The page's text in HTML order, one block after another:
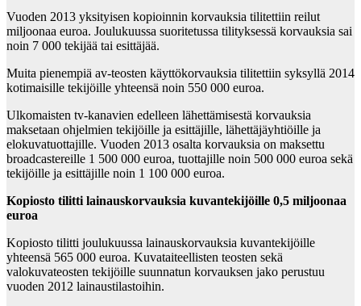
Vuoden 2013 yksityisen kopioinnin korvauksia tilitettiin reilut
miljoonaa euroa. Joulukuussa suoritetussa tilityksessä korvauksia sai
noin 7 000 tekijää tai esittäjää.
Muita pienempiä av-teosten käyttökorvauksia tilitettiin syksyllä 2014
kotimaisille tekijöille yhteensä noin 550 000 euroa.
Ulkomaisten tv-kanavien edelleen lähettämisestä korvauksia
maksetaan ohjelmien tekijöille ja esittäjille, lähettäjäyhtiöille ja
elokuvatuottajille. Vuoden 2013 osalta korvauksia on maksettu
broadcastereille 1 500 000 euroa, tuottajille noin 500 000 euroa sekä
tekijöille ja esittäjille noin 1 100 000 euroa.
Kopiosto tilitti lainauskorvauksia kuvantekijöille 0,5 miljoonaa
euroa
Kopiosto tilitti joulukuussa lainauskorvauksia kuvantekijöille
yhteensä 565 000 euroa. Kuvataiteellisten teosten sekä
valokuvateosten tekijöille suunnatun korvauksen jako perustuu
vuoden 2012 lainaustilastoihin.